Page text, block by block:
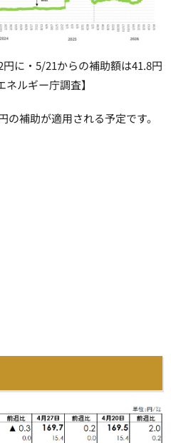
に・5/21からの補助額は41.8円
ネルギー庁調査】
補助が適用される予定です。